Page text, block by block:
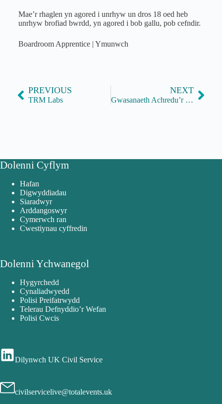
Mae’r rhaglen yn agored i unrhyw un dros 18 oed heb
unrhyw brofiad bwrdd, yn agored i bob gallu, pob cefndir.
Boardroom Apprentice | Ymunwch
PREVIOUS
TRM Labs
NEXT
Gwasanaeth Achredu’r Deyrnas Unedig
Dolenni Cyflym
Hafan
Digwyddiadau
Siaradwyr
Arddangoswyr
Cymerwch ran
Cwestiynau cyffredin
Dolenni Ychwanegol
Hygyrchedd
Cynaliadwyedd
Polisi Preifatrwydd
Telerau Defnyddio’r Wefan
Polisi Cwcis
Dilynwch UK Civil Service
civilservicelive@totalevents.uk